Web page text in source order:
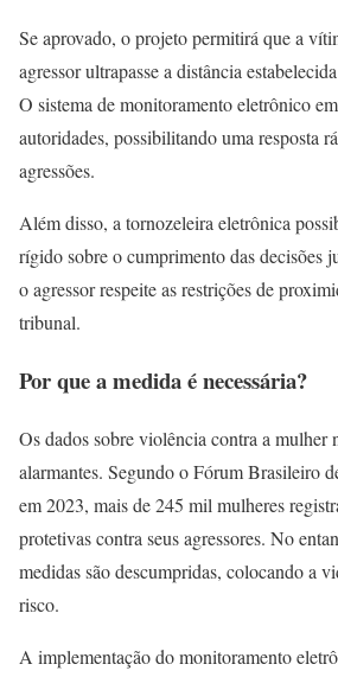
Se aprovado, o projeto permitirá que a
agressor ultrapasse a distância
O sistema de monitoramento eletrônico
autoridades, possibilitando uma resposta
agressões.
Além disso, a tornozeleira eletrônica
rígido sobre o cumprimento das decisões
o agressor respeite as restrições de
tribunal.
Por que a medida é necessária?
Os dados sobre violência contra a mulher
alarmantes. Segundo o Fórum Brasileiro
em 2023, mais de 245 mil mulheres
protetivas contra seus agressores. No
medidas são descumpridas, colocando a
risco.
A implementação do monitoramento